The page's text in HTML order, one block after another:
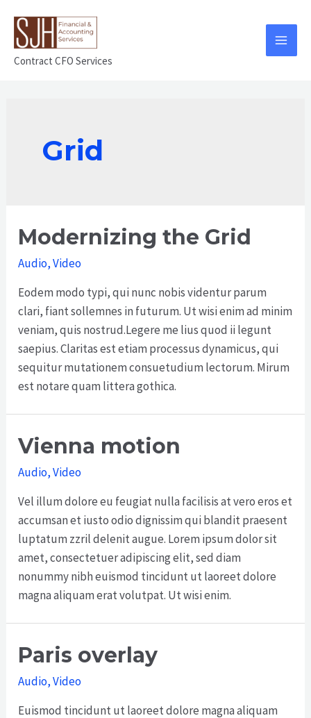
Contract CFO Services
Grid
Modernizing the Grid
Audio,Video
Eodem modo typi, qui nunc nobis videntur parum
clari, fiant sollemnes in futurum. Ut wisi enim ad minim
veniam, quis nostrud.Legere me lius quod ii legunt
saepius. Claritas est etiam processus dynamicus, qui
sequitur mutationem consuetudium lectorum. Mirum
est notare quam littera gothica.
Vienna motion
Audio,Video
Vel illum dolore eu feugiat nulla facilisis at vero eros et
accumsan et iusto odio dignissim qui blandit praesent
luptatum zzril delenit augue. Lorem ipsum dolor sit
amet, consectetuer adipiscing elit, sed diam
nonummy nibh euismod tincidunt ut laoreet dolore
magna aliquam erat volutpat. Ut wisi enim.
Paris overlay
Audio,Video
Euismod tincidunt ut laoreet dolore magna aliquam